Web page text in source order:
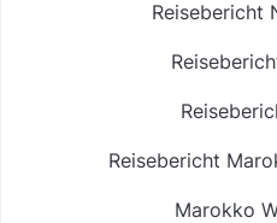
Reisebericht
Reisebericht
Marokko